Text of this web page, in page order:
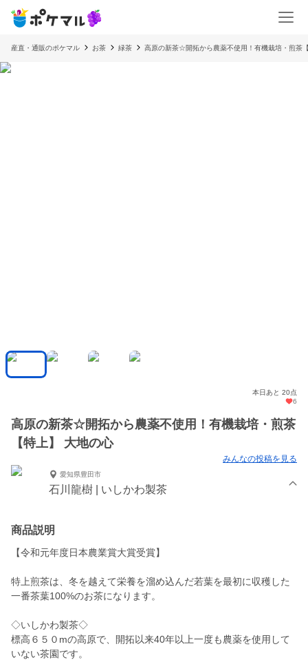
産直・通販のポケマル お茶 緑茶 高原の新茶☆開拓から農薬不使用！有機栽培・煎茶
本日あと 20点
6
高原の新茶☆開拓から農薬不使用！有機栽培・煎茶
【特上】 大地の心
みんなの投稿を見る
愛知県豊田市
石川龍樹 | いしかわ製茶
商品説明
【令和元年度日本農業賞大賞受賞】
特上煎茶は、冬を越えて栄養を溜め込んだ若葉を最初に収穫した
一番茶葉100%のお茶になります。
◇いしかわ製茶◇
標高６５０mの高原で、開拓以来40年以上一度も農薬を使用して
いない茶園です。